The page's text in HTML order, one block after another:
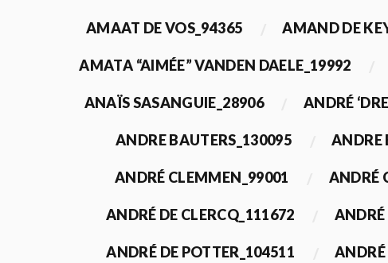
AMAAT DE VOS_94365 AMAND DE
AMATA “AIMÉE” VANDEN DAELE_19992
ANAÏS SASANGUIE_28906 ANDRÉ
ANDRE BAUTERS_130095 ANDRE
ANDRÉ CLEMMEN_99001 ANDRÉ
ANDRÉ DE CLERCQ_111672 ANDRÉ
ANDRÉ DE POTTER_104511 ANDRÉ